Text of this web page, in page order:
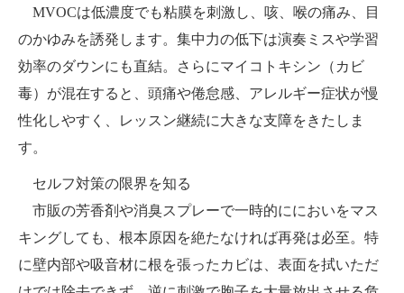
MVOCは低濃度でも粘膜を刺激し、咳、喉の痛み、目
のかゆみを誘発します。集中力の低下は演奏ミスや学習
効率のダウンにも直結。さらにマイコトキシン（カビ
毒）が混在すると、頭痛や倦怠感、アレルギー症状が慢
性化しやすく、レッスン継続に大きな支障をきたしま
す。
セルフ対策の限界を知る
市販の芳香剤や消臭スプレーで一時的ににおいをマス
キングしても、根本原因を絶たなければ再発は必至。特
に壁内部や吸音材に根を張ったカビは、表面を拭いただ